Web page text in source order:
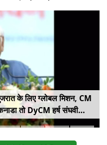
के लिए ग्लोबल मिशन, CM
तो DyCM हर्ष संघवी
यूरोप का मोर्चा